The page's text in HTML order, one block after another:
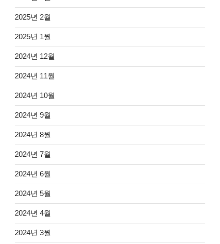
2025년 2월
2025년 1월
2024년 12월
2024년 11월
2024년 10월
2024년 9월
2024년 8월
2024년 7월
2024년 6월
2024년 5월
2024년 4월
2024년 3월